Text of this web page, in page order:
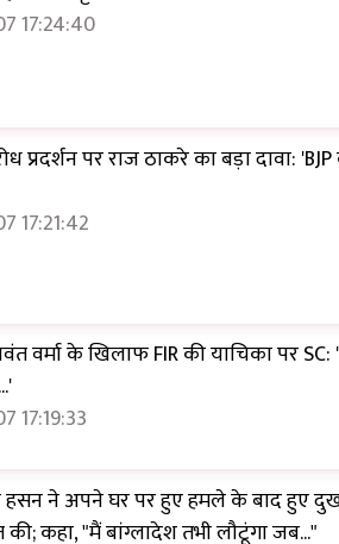
17:24:40
प्रदर्शन पर राज ठाकरे का बड़ा दावा:
17:21:42
वर्मा के खिलाफ FIR की याचिका पर SC:
17:19:33
ने अपने घर पर हुए हमले के बाद हुए
कहा, "मैं बांग्लादेश तभी लौटूंगा जब..."